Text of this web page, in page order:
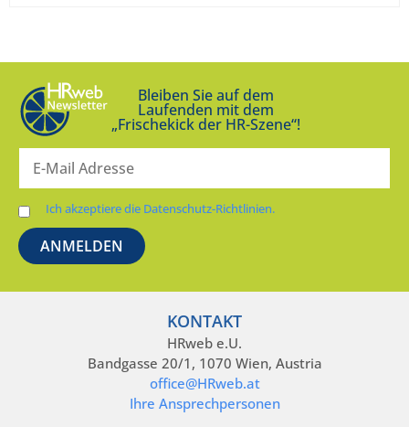
Bleiben Sie auf dem
Laufenden mit dem
„Frischekick der HR-Szene“!
Ich akzeptiere die Datenschutz-Richtlinien.
KONTAKT
HRweb e.U.
Bandgasse 20/1, 1070 Wien, Austria
office@HRweb.at
Ihre Ansprechpersonen